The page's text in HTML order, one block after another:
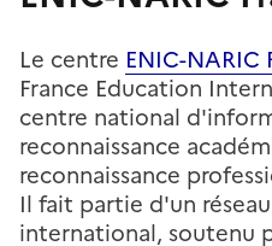
Le centre ENIC-NARIC
France Education
centre national
reconnaissance
reconnaissance
Il fait partie d'un
international, soutenu